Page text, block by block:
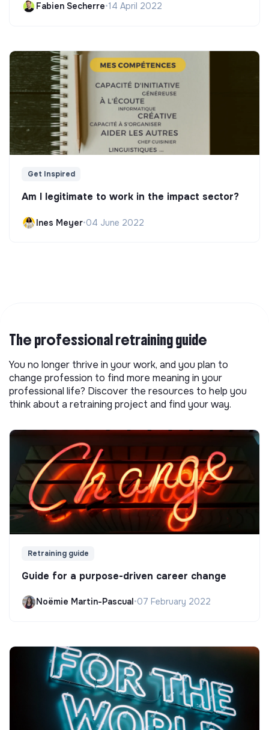
Fabien Secherre•14 April 2022
Get Inspired
Am I legitimate to work in the impact sector?
Ines Meyer•04 June 2022
The professional retraining guide
You no longer thrive in your work, and you plan to
change profession to find more meaning in your
professional life? Discover the resources to help you
think about a retraining project and find your way.
Retraining guide
Guide for a purpose-driven career change
Noëmie Martin-Pascual •07 February 2022